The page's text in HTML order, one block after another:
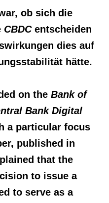
ob sich die
CBDCentscheiden
dies auf
hätte.
on the Bank of
Bank Digital
a particular focus
published in
that the
to issue a
to serve as a